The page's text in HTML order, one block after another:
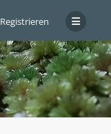
Registrieren